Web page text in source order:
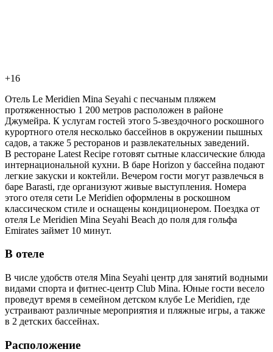
+16
Отель Le Meridien Mina Seyahi с песчаным пляжем
протяженностью 1 200 метров расположен в районе
Джумейра. К услугам гостей этого 5-звездочного роскошного
курортного отеля несколько бассейнов в окружении пышных
садов, а также 5 ресторанов и развлекательных заведений.
В ресторане Latest Recipe готовят сытные классические блюда
интернациональной кухни. В баре Horizon у бассейна подают
легкие закуски и коктейли. Вечером гости могут развлечься в
баре Barasti, где организуют живые выступления. Номера
этого отеля сети Le Meridien оформлены в роскошном
классическом стиле и оснащены кондиционером. Поездка от
отеля Le Meridien Mina Seyahi Beach до поля для гольфа
Emirates займет 10 минут.
В отеле
В числе удобств отеля Mina Seyahi центр для занятий водными
видами спорта и фитнес-центр Club Mina. Юные гости весело
проведут время в семейном детском клубе Le Meridien, где
устраивают различные мероприятия и пляжные игры, а также
в 2 детских бассейнах.
Расположение